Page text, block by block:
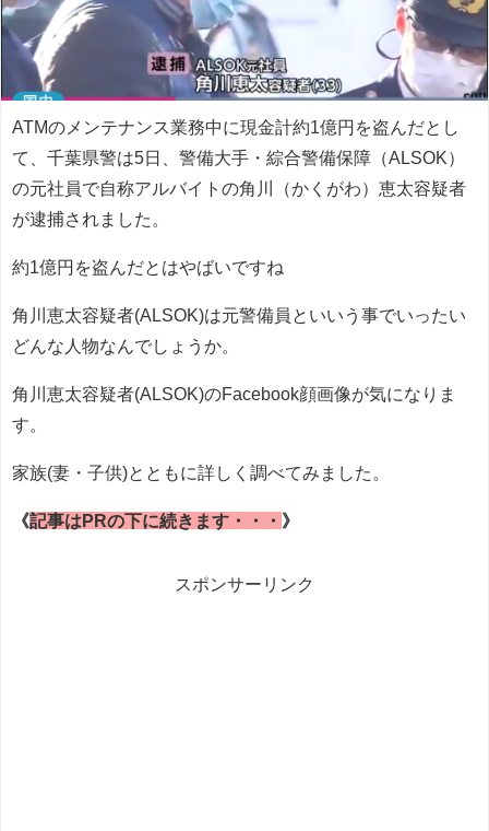
ATMのメンテナンス業務中に現金計約1億円を盗んだとし
て、千葉県警は5日、警備大手・綜合警備保障（ALSOK）
の元社員で自称アルバイトの角川（かくがわ）恵太容疑者
が逮捕されました
約1億円を盗んだとはやばいですね
角川恵太容疑者(ALSOK)は元警備員といいう事でいったい
どんな人物なんでしょうか。
角川恵太容疑者(ALSOK)のFacebook顔画像が気になりま
す。
家族(妻・子供)とともに詳しく調べてみました。
《記事はPRの下に続きます・・・ 》
スポンサーリンク